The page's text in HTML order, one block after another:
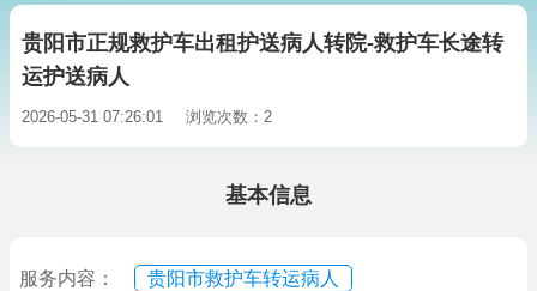
贵阳市正规救护车出租护送病人转院-救护车长途转
运护送病人
2026-05-31 07:26:01 浏览次数：2
基本信息
服务内容： 贵阳市救护车转运病人